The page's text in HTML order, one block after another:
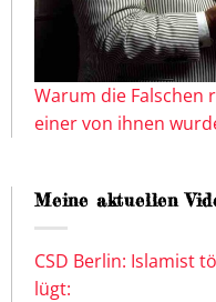
Warum die Falschen
einer von ihnen
Meine aktuellen
CSD Berlin: Islamist
lügt: